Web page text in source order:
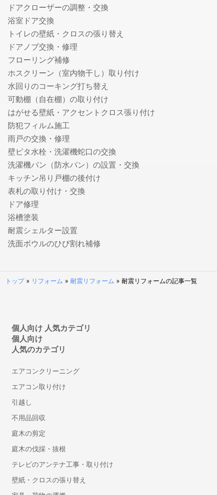
車庫証明に強い行政書士
遺産相続手続き代行に強い行政書士
許認可に強い行政書士
離婚の公正証書に強い行政書士
遺言書作成に強い行政書士
建設業許可の申請に強い行政書士
ビザ申請代行・入管業務代行に強い行政書士
内容証明・債権債務問題に強い行政書士
古物商許可申請代行の行政書士
自動車の名義・住所変更代行に強い行政書士
永住許可申請の行政書士
帰化申請代行の行政書士
相続人調査・戸籍収集代行の行政書士
相続財産の調査代行の行政書士
遺産分割協議書作成代行の行政書士
自動車登録に強い行政書士
ドローン飛行許可申請代行の行政書士
デザイン
看板・のぼり作成
リフォーム
インテリアコーディネーター
フローリング・床の張り替え
防音工事
壁紙・クロスの張り替えリフォーム
トイレリフォーム・トイレ（便器）交換
洗面台（洗面所）のリフォーム・交換
ドア交換
和室から洋室へのリフォーム
ドアクローザーの調整・交換
浴室ドア交換
トイレの壁紙・クロスの張り替え
ドアノブ交換・修理
フローリング補修
ホスクリーン（室内物干し）取り付け
水回りのコーキング打ち替え
可動棚（自在棚）の取り付け
はがせる壁紙・アクセントクロス張り付け
防犯フィルム施工
雨戸の交換・修理
壁ピタ水栓・洗濯機蛇口の交換
洗濯機パン（防水パン）の設置・交換
キッチン吊り戸棚の後付け
表札の取り付け・交換
ドア修理
浴槽塗装
耐震シェルター設置
洗面ボウルのひび割れ補修
トップ» リフォーム »耐震リフォーム »耐震リフォームの記事一覧
個人向け 人気カテゴリ
個人向け
人気のカテゴリ
エアコンクリーニング
エアコン取り付け
引越し
不用品回収
庭木の剪定
庭木の伐採・抜根
テレビのアンテナ工事・取り付け
壁紙・クロスの張り替え